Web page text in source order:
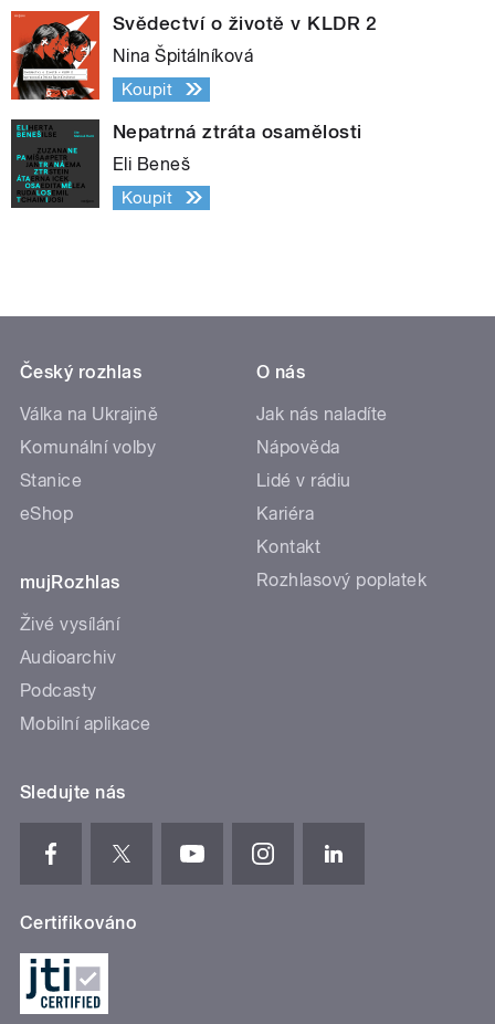
Svědectví o životě v KLDR 2
Nina Špitálníková
Koupit
Nepatrná ztráta osamělosti
Eli Beneš
Koupit
Český rozhlas
Válka na Ukrajině
Komunální volby
Stanice
eShop
mujRozhlas
Živé vysílání
Audioarchiv
Podcasty
Mobilní aplikace
O nás
Jak nás naladíte
Nápověda
Lidé v rádiu
Kariéra
Kontakt
Rozhlasový poplatek
Sledujte nás
Certifikováno